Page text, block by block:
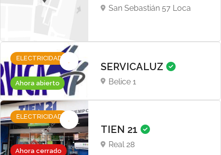
San Sebastián 57 Loca
Ahora abierto
ELECTRICIDAD
SERVICALUZ
Belice 1
Ahora cerrado
ELECTRICIDAD
TIEN 21
Real 28